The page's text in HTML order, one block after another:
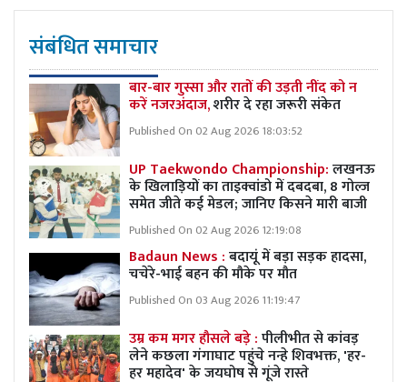
संबंधित समाचार
बार-बार गुस्सा और रातों की उड़ती नींद को न
करें नजरअंदाज,शरीर दे रहा जरूरी संकेत
Published On 02 Aug 2026 18:03:52
UP Taekwondo Championship:लखनऊ
के खिलाड़ियों का ताइक्वांडो में दबदबा, 8 गोल्ज
समेत जीते कई मेडल; जानिए किसने मारी बाजी
Published On 02 Aug 2026 12:19:08
Badaun News :बदायूं में बड़ा सड़क हादसा,
चचेरे-भाई बहन की मौके पर मौत
Published On 03 Aug 2026 11:19:47
उम्र कम मगर हौसले बड़े :पीलीभीत से कांवड़
लेने कछला गंगाघाट पहुंचे नन्हे शिवभक्त, 'हर-
हर महादेव' के जयघोष से गूंजे रास्ते